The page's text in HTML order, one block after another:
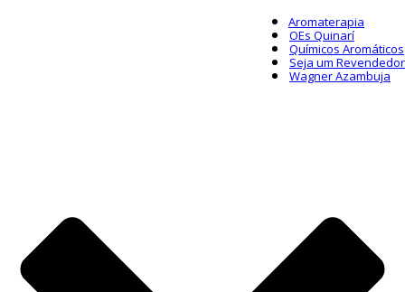
Aromaterapia
OEs Quinarí
Químicos Aromáticos
Seja um Revendedor
Wagner Azambuja